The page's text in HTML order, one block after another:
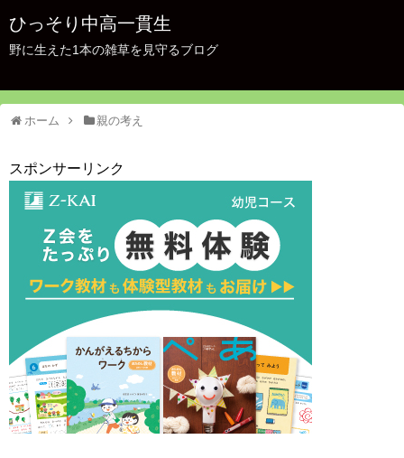
ひっそり中高一貫生
野に生えた1本の雑草を見守るブログ
ホーム 親の考え
スポンサーリンク